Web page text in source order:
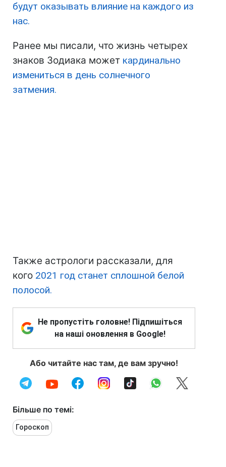
будут оказывать влияние на каждого из
нас.
Ранее мы писали, что жизнь четырех
знаков Зодиака может кардинально
измениться в день солнечного
затмения.
Также астрологи рассказали, для
кого 2021 год станет сплошной белой
полосой.
Не пропустіть головне! Підпишіться
на наші оновлення в Google!
Або читайте нас там, де вам зручно!
Більше по темі:
Гороскоп